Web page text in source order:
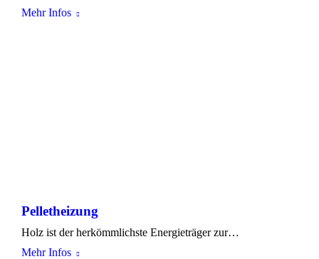
Mehr Infos
Pelletheizung
Holz ist der herkömmlichste Energieträger zur…
Mehr Infos